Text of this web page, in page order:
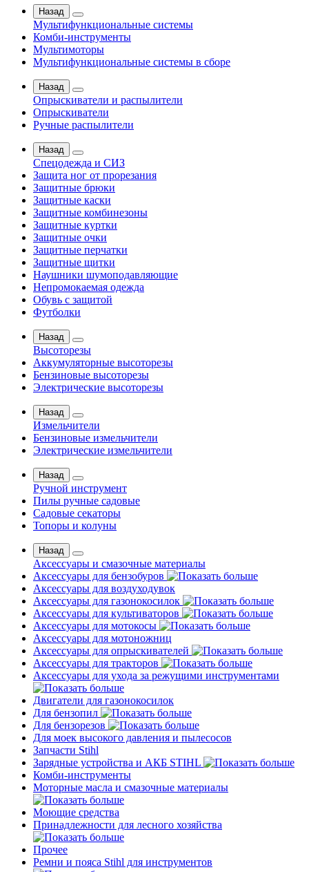
Назад
Мультифункциональные системы
Комби-инструменты
Мультимоторы
Мультифункциональные системы в сборе
Назад
Опрыскиватели и распылители
Опрыскиватели
Ручные распылители
Назад
Спецодежда и СИЗ
Защита ног от прорезания
Защитные брюки
Защитные каски
Защитные комбинезоны
Защитные куртки
Защитные очки
Защитные перчатки
Защитные щитки
Наушники шумоподавляющие
Непромокаемая одежда
Обувь с защитой
Футболки
Назад
Высоторезы
Аккумуляторные высоторезы
Бензиновые высоторезы
Электрические высоторезы
Назад
Измельчители
Бензиновые измельчители
Электрические измельчители
Назад
Ручной инструмент
Пилы ручные садовые
Садовые секаторы
Топоры и колуны
Назад
Аксессуары и смазочные материалы
Аксессуары для бензобуров
Аксессуары для воздуходувок
Аксессуары для газонокосилок
Аксессуары для культиваторов
Аксессуары для мотокосы
Аксессуары для мотоножниц
Аксессуары для опрыскивателей
Аксессуары для тракторов
Аксессуары для ухода за режущими инструментами
Двигатели для газонокосилок
Для бензопил
Для бензорезов
Для моек высокого давления и пылесосов
Запчасти Stihl
Зарядные устройства и АКБ STIHL
Комби-инструменты
Моторные масла и смазочные материалы
Моющие средства
Принадлежности для лесного хозяйства
Прочее
Ремни и пояса Stihl для инструментов